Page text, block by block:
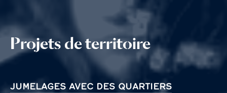
Projets de territoire
JUMELAGES AVEC DES QUARTIERS